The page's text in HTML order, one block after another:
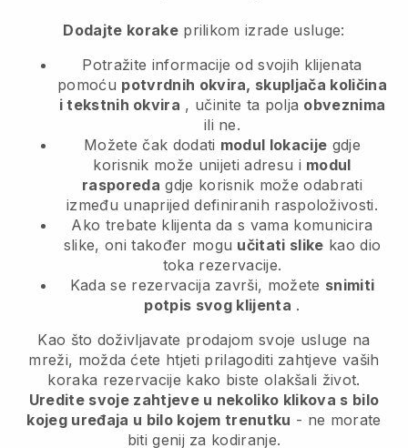
Dodajte korakeprilikom izrade usluge:
Potražite informacije od svojih klijenata
pomoću potvrdnih okvira, skupljača količina
i tekstnih okvira , učinite ta polja obveznima
ili ne.
Možete čak dodati modul lokacije gdje
korisnik može unijeti adresu i modul
rasporeda gdje korisnik može odabrati
između unaprijed definiranih raspoloživosti.
Ako trebate klijenta da s vama komunicira
slike, oni također mogu učitati slike kao dio
toka rezervacije.
Kada se rezervacija završi, možete snimiti
potpis svog klijenta .
Kao što doživljavate prodajom svoje usluge na
mreži, možda ćete htjeti prilagoditi zahtjeve vaših
koraka rezervacije kako biste olakšali život.
Uredite svoje zahtjeve u nekoliko klikova s bilo
kojeg uređaja u bilo kojem trenutku - ne morate
biti genij za kodiranje.